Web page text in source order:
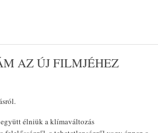
AZ ÚJ FILMJÉHEZ
élniük a klímaváltozás